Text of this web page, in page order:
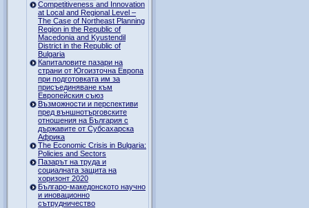
Competitiveness and Innovation
at Local and Regional Level –
The Case of Northeast Planning
Region in the Republic of
Macedonia and Kyustendil
District in the Republic of
Bulgaria
Капиталовите пазари на
страни от Югоизточна Европа
при подготовката им за
присъединяване към
Европейския съюз
Възможности и перспективи
пред външнотърговските
отношения на България с
държавите от Субсахарска
Африка
The Economic Crisis in Bulgaria:
Policies and Sectors
Пазарът на труда и
социалната защита на
хоризонт 2020
Българо-македонското научно
и иновационно
сътрудничество